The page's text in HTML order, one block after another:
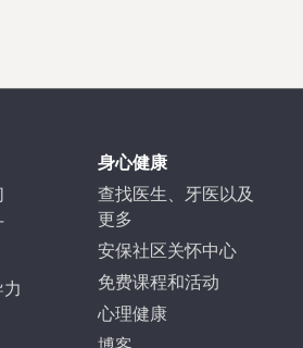
身心健康
查找医生、牙医以及
更多
安保社区关怀中心
免费课程和活动
心理健康